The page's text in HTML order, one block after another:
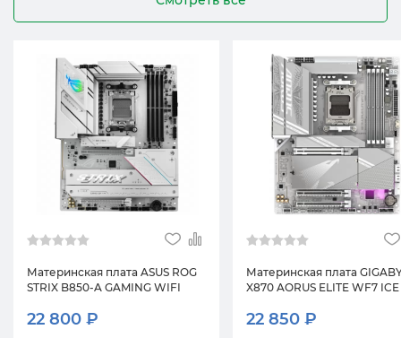
Материнская плата ASUS ROG
STRIX B850-A GAMING WIFI
22 800 ₽
Материнская плата
X870 AORUS ELITE WF7 ICE
22 850 ₽